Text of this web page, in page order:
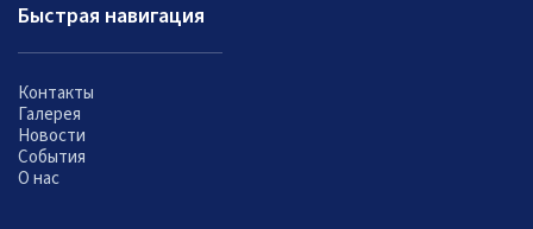
Быстрая навигация
Контакты
Галерея
Новости
События
О нас